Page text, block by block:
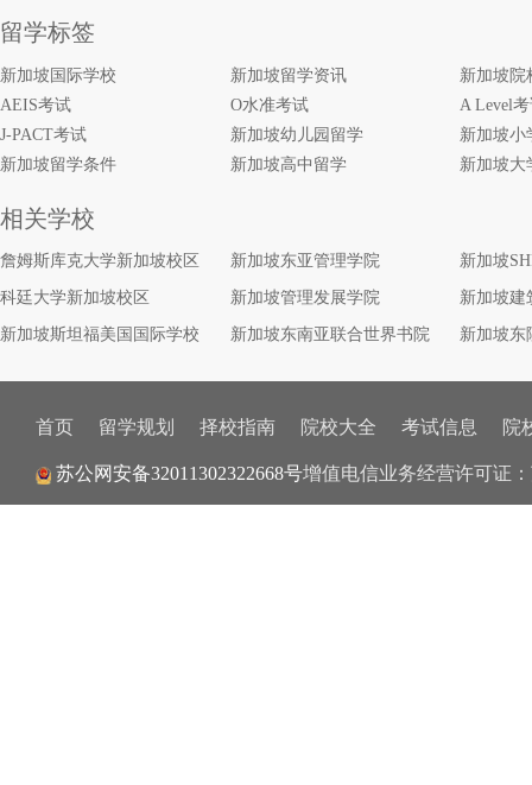
留学标签
新加坡国际学校 新加坡留学资讯
新加坡院
AEIS考试
O水准考试
A Level
J-PACT考试
新加坡幼儿园留学
新加坡小
新加坡留学条件
新加坡高中留学 新加坡大
相关学校
詹姆斯库克大学新加坡校区 新加坡东亚管理学院 新加坡
科廷大学新加坡校区 新加坡管理发展学院 新加坡建
新加坡斯坦福美国国际学校 新加坡东南亚联合世界书院 新加坡东
首页 留学规划 择校指南 院校大全 考试信息 院
苏公网安备32011302322668号增值电信业务经营许可证：